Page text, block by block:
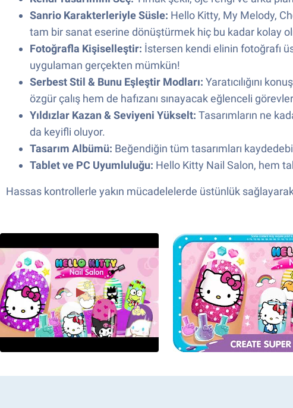
Sanrio Karakterleriyle Süsle: Hello Kitty, My Melody,
tam bir sanat eserine dönüştürmek hiç bu kadar kolay
Fotoğrafla Kişiselleştir: İstersen kendi elinin fotoğrafı
uygulaman gerçekten mümkün!
Serbest Stil & Bunu Eşleştir Modları: Yaratıcılığını
özgür çalış hem de hafızanı sınayacak eğlenceli
Yıldızlar Kazan & Seviyeni Yükselt: Tasarımların ne
da keyifli oluyor.
Tasarım Albümü: Beğendiğin tüm tasarımları
Tablet ve PC Uyumluluğu: Hello Kitty Nail Salon, hem
Hassas kontrollerle yakın mücadelelerde üstünlük